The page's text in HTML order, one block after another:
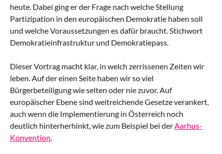
heute. Dabei ging er der Frage nach welche Stellung
Partizipation in den europäischen Demokratie haben soll
und welche Voraussetzungen es dafür braucht. Stichwort
Demokratieinfrastruktur und Demokratiepass.
Dieser Vortrag macht klar, in welch zerrissenen Zeiten wir
leben. Auf der einen Seite haben wir so viel
Bürgerbeteiligung wie selten oder nie zuvor. Auf
europäischer Ebene sind weitreichende Gesetze verankert,
auch wenn die Implementierung in Österreich noch
deutlich hinterherhinkt, wie zum Beispiel bei derAarhus-
Konvention.